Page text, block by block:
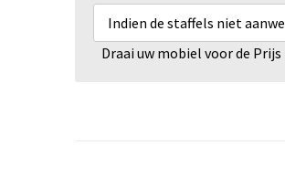
Indien de staffels niet
Draai uw mobiel voor de